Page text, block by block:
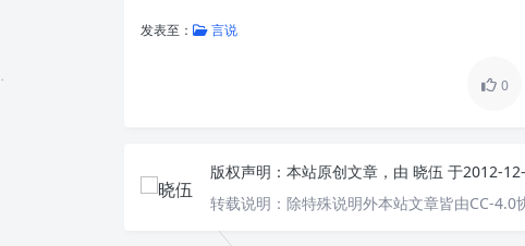
发表至： 言说
0
版权声明： 本站原创文章，由 晓伍 于2012-
转载说明： 除特殊说明外本站文章皆由CC-4.0